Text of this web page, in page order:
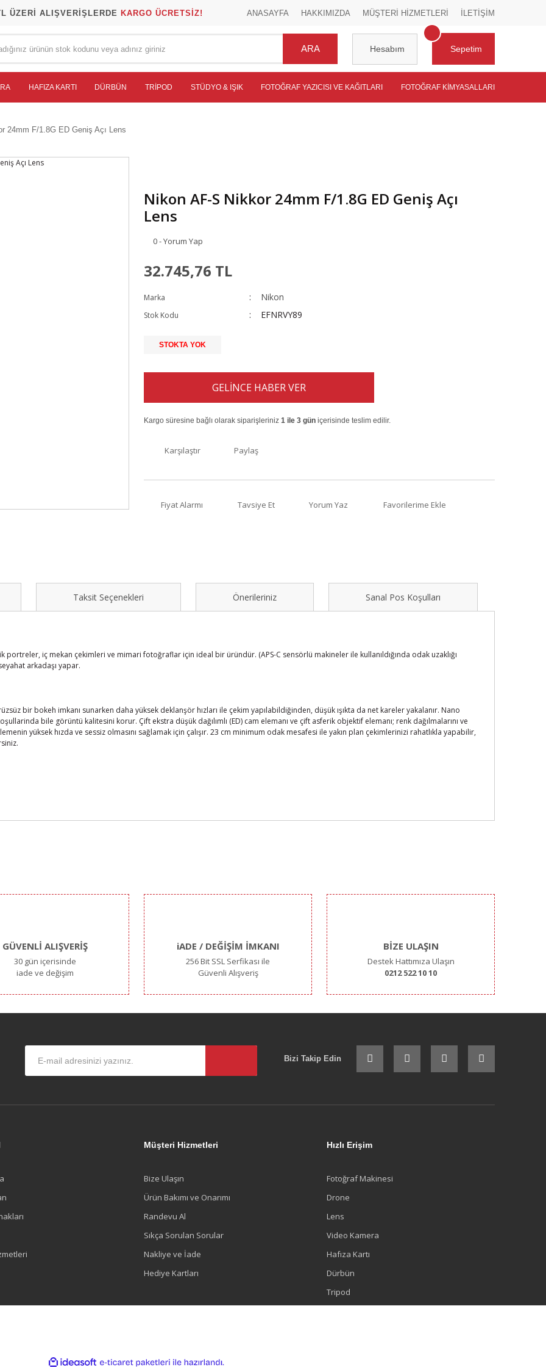
ÜZERİ ALIŞVERİŞLERDE KARGO ÜCRETSİZ! ANASAYFA HAKKIMIZDA MÜŞTERİ HİZMETLERİ İLETİŞİM
ARA Hesabım Sepetim
HAFIZA KARTI DÜRBÜN TRIPOD STÜDYO & IŞIK FOTOĞRAF YAZICISI VE KAĞITLARI FOTOĞRAF KIMYASALLARI
24mm F/1.8G ED Geniş Açı Lens
Nikon AF-S Nikkor 24mm F/1.8G ED Geniş Açı
Lens
0 - Yorum Yap
32.745,76 TL
Marka Nikon
Stok Kodu EFNRVY89
STOKTA YOK
GELİNCE HABER VER
Kargo süresine bağlı olarak siparişleriniz 1 ile 3 gün içerisinde teslim edilir.
Karşılaştır Paylaş
Fiyat Alarmı Tavsiye Et Yorum Yaz
Taksit Seçenekleri Önerileriniz Sanal Pos Koşulları
portreler, iç mekan çekimleri ve mimari fotoğraflar için ideal bir üründür. (APS-C sensörlü makineler ile kullanıldığında odak uzaklığı
arkadaşı yapar.
bir bokeh imkanı sunarken daha yüksek deklanşör hızları ile çekim yapılabildiğinden, düşük ışıkta da net kareler yakalanır. Nano
bile görüntü kalitesini korur. Çift ekstra düşük dağılımlı (ED) cam elemanı ve çift asferik objektif elemanı; renk dağılmalarını ve
yüksek hızda ve sessiz olmasını sağlamak için çalışır. 23 cm minimum odak mesafesi ile yakın plan çekimlerinizi rahatlıkla yapabilir,
konularda yetersiz gördüğünüz noktaları öneri formunu kullanarak tarafımıza iletebilirsiniz.
Gönder
GÜVENLİ ALIŞVERİŞ
30 gün içerisinde
iade ve değişim
iADE / DEĞİŞİM İMKANI
256 Bit SSL Serfikası ile
Güvenli Alışveriş
BİZE ULAŞIN
Destek Hattımıza Ulaşın
0212 522 10 10
Bizi Takip Edin
Müşteri Hizmetleri
Bize Ulaşın
Ürün Bakımı ve Onarımı
Randevu Al
Sıkça Sorulan Sorular
Nakliye ve İade
Hediye Kartları
Hızlı Erişim
Fotoğraf Makinesi
Drone
Lens
Video Kamera
Hafıza Kartı
Dürbün
Tripod
ideasoft e-